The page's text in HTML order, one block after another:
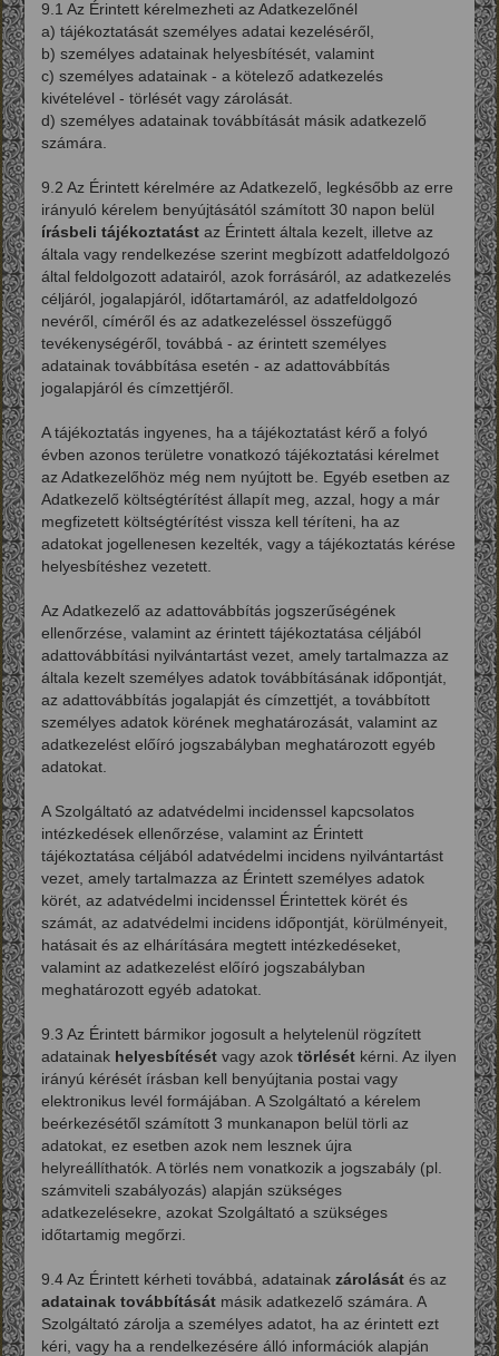
9.1 Az Érintett kérelmezheti az Adatkezelőnél
a) tájékoztatását személyes adatai kezeléséről,
b) személyes adatainak helyesbítését, valamint
c) személyes adatainak - a kötelező adatkezelés
kivételével - törlését vagy zárolását.
d) személyes adatainak továbbítását másik adatkezelő
számára.
9.2 Az Érintett kérelmére az Adatkezelő, legkésőbb az erre
irányuló kérelem benyújtásától számított 30 napon belül
írásbeli tájékoztatást az Érintett általa kezelt, illetve az
általa vagy rendelkezése szerint megbízott adatfeldolgozó
által feldolgozott adatairól, azok forrásáról, az adatkezelés
céljáról, jogalapjáról, időtartamáról, az adatfeldolgozó
nevéről, címéről és az adatkezeléssel összefüggő
tevékenységéről, továbbá - az érintett személyes
adatainak továbbítása esetén - az adattovábbítás
jogalapjáról és címzettjéről.
A tájékoztatás ingyenes, ha a tájékoztatást kérő a folyó
évben azonos területre vonatkozó tájékoztatási kérelmet
az Adatkezelőhöz még nem nyújtott be. Egyéb esetben az
Adatkezelő költségtérítést állapít meg, azzal, hogy a már
megfizetett költségtérítést vissza kell téríteni, ha az
adatokat jogellenesen kezelték, vagy a tájékoztatás kérése
helyesbítéshez vezetett.
Az Adatkezelő az adattovábbítás jogszerűségének
ellenőrzése, valamint az érintett tájékoztatása céljából
adattovábbítási nyilvántartást vezet, amely tartalmazza az
általa kezelt személyes adatok továbbításának időpontját,
az adattovábbítás jogalapját és címzettjét, a továbbított
személyes adatok körének meghatározását, valamint az
adatkezelést előíró jogszabályban meghatározott egyéb
adatokat.
A Szolgáltató az adatvédelmi incidenssel kapcsolatos
intézkedések ellenőrzése, valamint az Érintett
tájékoztatása céljából adatvédelmi incidens nyilvántartást
vezet, amely tartalmazza az Érintett személyes adatok
körét, az adatvédelmi incidenssel Érintettek körét és
számát, az adatvédelmi incidens időpontját, körülményeit,
hatásait és az elhárítására megtett intézkedéseket,
valamint az adatkezelést előíró jogszabályban
meghatározott egyéb adatokat.
9.3 Az Érintett bármikor jogosult a helytelenül rögzített
adatainak helyesbítését vagy azok törlését kérni. Az ilyen
irányú kérését írásban kell benyújtania postai vagy
elektronikus levél formájában. A Szolgáltató a kérelem
beérkezésétől számított 3 munkanapon belül törli az
adatokat, ez esetben azok nem lesznek újra
helyreállíthatók. A törlés nem vonatkozik a jogszabály (pl.
számviteli szabályozás) alapján szükséges
adatkezelésekre, azokat Szolgáltató a szükséges
időtartamig megőrzi.
9.4 Az Érintett kérheti továbbá, adatainak zárolását és az
adatainak továbbítását másik adatkezelő számára. A
Szolgáltató zárolja a személyes adatot, ha az érintett ezt
kéri, vagy ha a rendelkezésére álló információk alapján